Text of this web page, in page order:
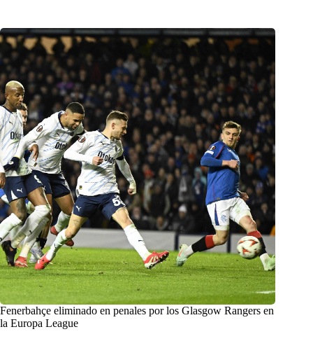
Fenerbahçe eliminado en penales por los Glasgow Rangers en
la Europa League